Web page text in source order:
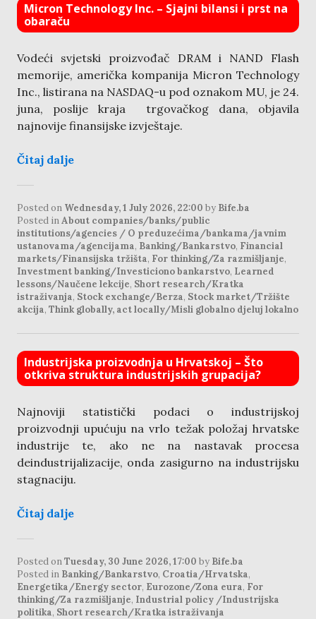
Micron Technology Inc. – Sjajni bilansi i prst na
obaraču
Vodeći svjetski proizvođač DRAM i NAND Flash
memorije, američka kompanija Micron Technology
Inc., listirana na NASDAQ-u pod oznakom MU, je 24.
juna, poslije kraja trgovačkog dana, objavila
najnovije finansijske izvještaje.
Čitaj dalje
Posted on Wednesday, 1 July 2026, 22:00 by Bife.ba
Posted inAbout companies/banks/public
institutions/agencies / O preduzećima/bankama/javnim
ustanovama/agencijama, Banking/Bankarstvo, Financial
markets/Finansijska tržišta, For thinking/Za razmišljanje,
Investment banking/Investiciono bankarstvo, Learned
lessons/Naučene lekcije, Short research/Kratka
istraživanja, Stock exchange/Berza, Stock market/Tržište
akcija, Think globally, act locally/Misli globalno djeluj lokalno
Industrijska proizvodnja u Hrvatskoj – Što
otkriva struktura industrijskih grupacija?
Najnoviji statistički podaci o industrijskoj
proizvodnji upućuju na vrlo težak položaj hrvatske
industrije te, ako ne na nastavak procesa
deindustrijalizacije, onda zasigurno na industrijsku
stagnaciju.
Čitaj dalje
Posted onTuesday, 30 June 2026, 17:00 by Bife.ba
Posted in Banking/Bankarstvo, Croatia/Hrvatska,
Energetika/Energy sector, Eurozone/Zona eura, For
thinking/Za razmišljanje, Industrial policy /Industrijska
politika, Short research/Kratka istraživanja